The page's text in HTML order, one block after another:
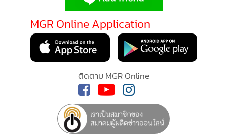
ถึงง่าย และมีฐานแฟนคลับหลากหลายกลุ่ม ทำให้ “บิวกิ้น–พีพี”
สามารถถ่ายทอดแนวคิดของเมืองไทย สไมล์คลับ ที่มอบทั้ง
สิทธิพิเศษ ความสุข และกิจกรรมที่ตอบโจทย์ทุกไลฟ์สไตล์ได้
อย่างชัดเจน สอดคล้องกับแนวทางของเมืองไทยประกันชีวิตที่
ต้องการยกระดับจากการดูแลด้านความคุ้มครอง สู่การอยู่เคียง
ข้างลูกค้าในทุกมิติของชีวิต
ทั้งนี้ สามารถติดตามภาพยนตร์โฆษณาชุดใหม่ของเมืองไทยส
ไมล์คลับ ได้ผ่านหลากหลายช่องทางของบริษัทฯ ไม่ว่า จะเป็น
MGR Online Application
ติดตาม MGR Online